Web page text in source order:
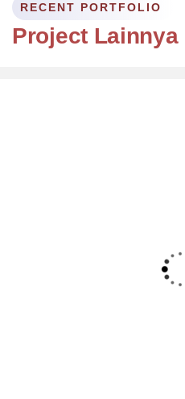
RECENT PORTFOLIO
Project Lainnya